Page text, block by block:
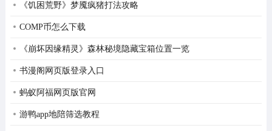
《饥困荒野》梦魇疯猪打法攻略
COMP币怎么下载
《崩坏因缘精灵》森林秘境隐藏宝箱位置一览
书漫阁网页版登录入口
蚂蚁阿福网页版官网
游鸭app地陪筛选教程